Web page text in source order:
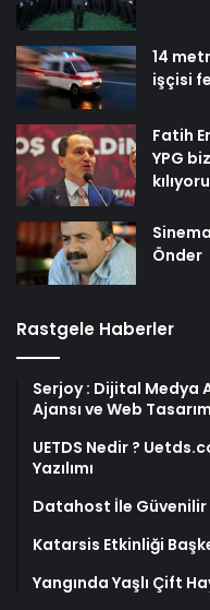
14
işçisi
Fatih
YPG
Önder
Rastgele Haberler
Serjoy : Dijital Medya
Ajansı ve Web
UETDS Nedir ?
Yazılımı
Datahost İle
Katarsis Etkinliği
Yangında Yaşlı Çift